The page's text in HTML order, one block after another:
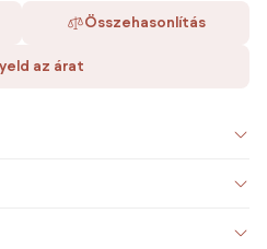
Összehasonlítás
az árat